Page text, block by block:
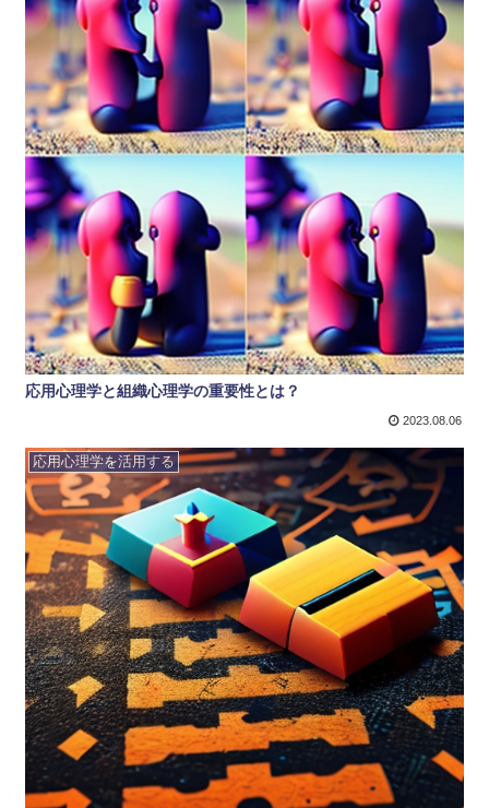
応用心理学と組織心理学の重要性とは？
2023.08.06
応用心理学を活用する